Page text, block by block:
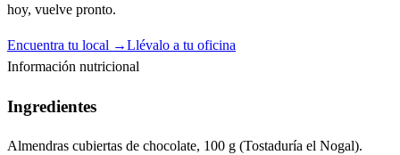
hoy, vuelve pronto.
Encuentra tu local →Llévalo a tu oficina
Información nutricional
Ingredientes
Almendras cubiertas de chocolate, 100 g (Tostaduría el Nogal).